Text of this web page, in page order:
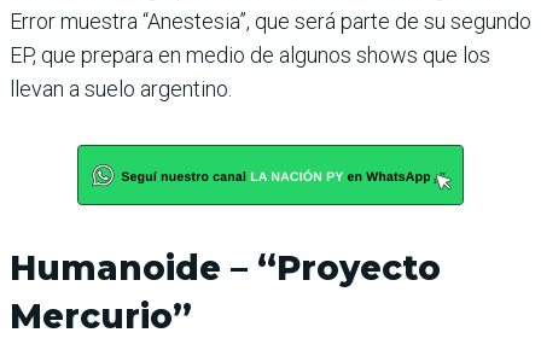
Error muestra “Anestesia”, que será parte de su segundo
EP, que prepara en medio de algunos shows que los
llevan a suelo argentino.
Humanoide – “Proyecto
Mercurio”